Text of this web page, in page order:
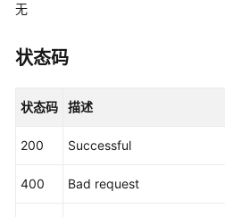
和
限
关
无
状态码
状态码 描述
200 Successful
400 Bad request